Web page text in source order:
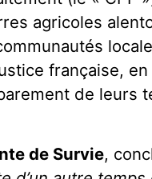
agricoles
française,
de leurs
de Survie,